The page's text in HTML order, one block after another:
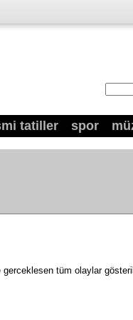
tatiller spor
tüm olaylar